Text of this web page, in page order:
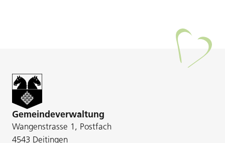
Gemeindeverwaltung
Wangenstrasse 1, Postfach
4543 Deitingen